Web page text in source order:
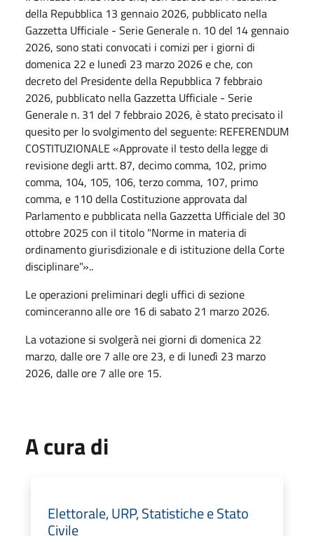
della Repubblica 13 gennaio 2026, pubblicato nella
Gazzetta Ufficiale - Serie Generale n. 10 del 14 gennaio
2026, sono stati convocati i comizi per i giorni di
domenica 22 e lunedì 23 marzo 2026 e che, con
decreto del Presidente della Repubblica 7 febbraio
2026, pubblicato nella Gazzetta Ufficiale - Serie
Generale n. 31 del 7 febbraio 2026, è stato precisato il
quesito per lo svolgimento del seguente: REFERENDUM
COSTITUZIONALE «Approvate il testo della legge di
revisione degli artt. 87, decimo comma, 102, primo
comma, 104, 105, 106, terzo comma, 107, primo
comma, e 110 della Costituzione approvata dal
Parlamento e pubblicata nella Gazzetta Ufficiale del 30
ottobre 2025 con il titolo "Norme in materia di
ordinamento giurisdizionale e di istituzione della Corte
disciplinare"»..
Le operazioni preliminari degli uffici di sezione
cominceranno alle ore 16 di sabato 21 marzo 2026.
La votazione si svolgerà nei giorni di domenica 22
marzo, dalle ore 7 alle ore 23, e di lunedì 23 marzo
2026, dalle ore 7 alle ore 15.
A cura di
Elettorale, URP, Statistiche e Stato
Civile